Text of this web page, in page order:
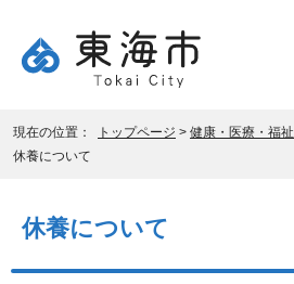
現在の位置： トップページ > 健康・医療・福祉
休養について
休養について